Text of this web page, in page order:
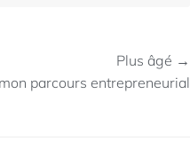
Plus âgé →
parcours entrepreneurial